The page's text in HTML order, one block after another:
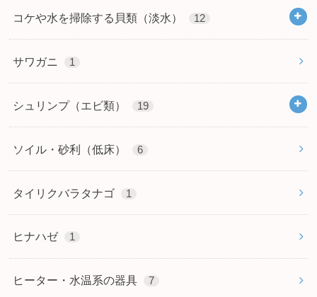
コケや水を掃除する貝類（淡水） 12
サワガニ 1
シュリンプ（エビ類） 19
ソイル・砂利（低床） 6
タイリクバラタナゴ 1
ヒナハゼ 1
ヒーター・水温系の器具 7